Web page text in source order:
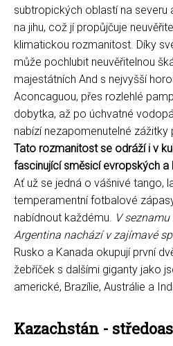
subtropických oblastí na severu
na jihu, což jí propůjčuje
klimatickou rozmanitost. Díky
může pochlubit neuvěřitelnou
majestátních And s nejvyšší
Aconcaguou, přes rozlehlé
dobytka, až po úchvatné
nabízí nezapomenutelné zážitky
Tato rozmanitost se odráží i v
fascinující směsicí evropských
Ať už se jedná o vášnivé tango,
temperamentní fotbalové
nabídnout každému.
V
Argentina nachází v zajímavé
Rusko a Kanada okupují první
žebříček s dalšími giganty jako
americké, Brazílie, Austrálie a
Kazachstán -